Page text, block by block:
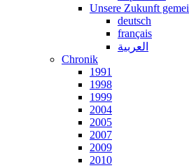
Unsere Zukunft
deutsch
français
العربية
Chronik
1991
1998
1999
2004
2005
2007
2009
2010